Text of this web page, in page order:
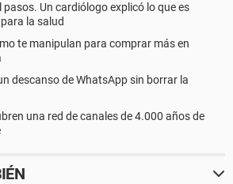
pasos. Un cardiólogo explicó lo que es
la salud
te manipulan para comprar más en
descanso de WhatsApp sin borrar la
una red de canales de 4.000 años de